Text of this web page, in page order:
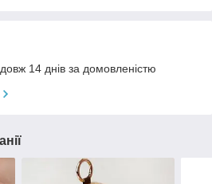
14 днів за домовленістю